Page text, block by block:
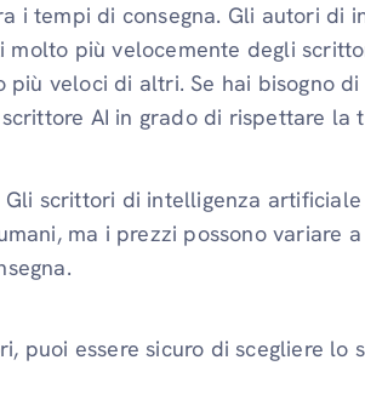
i tempi di consegna. Gli autori di
molto più velocemente degli
più veloci di altri. Se hai bisogno
AI in grado di rispettare la
scrittori di intelligenza artificiale
ma i prezzi possono variare
puoi essere sicuro di scegliere lo